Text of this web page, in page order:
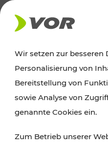
AKTUELLES
News
Alle wichtigen
finden Sie hier im
Wir setzen zur besseren
Personalisierung von
Bereitstellung von
sowie Analyse von
genannte Cookies ein.
Zum Betrieb unserer